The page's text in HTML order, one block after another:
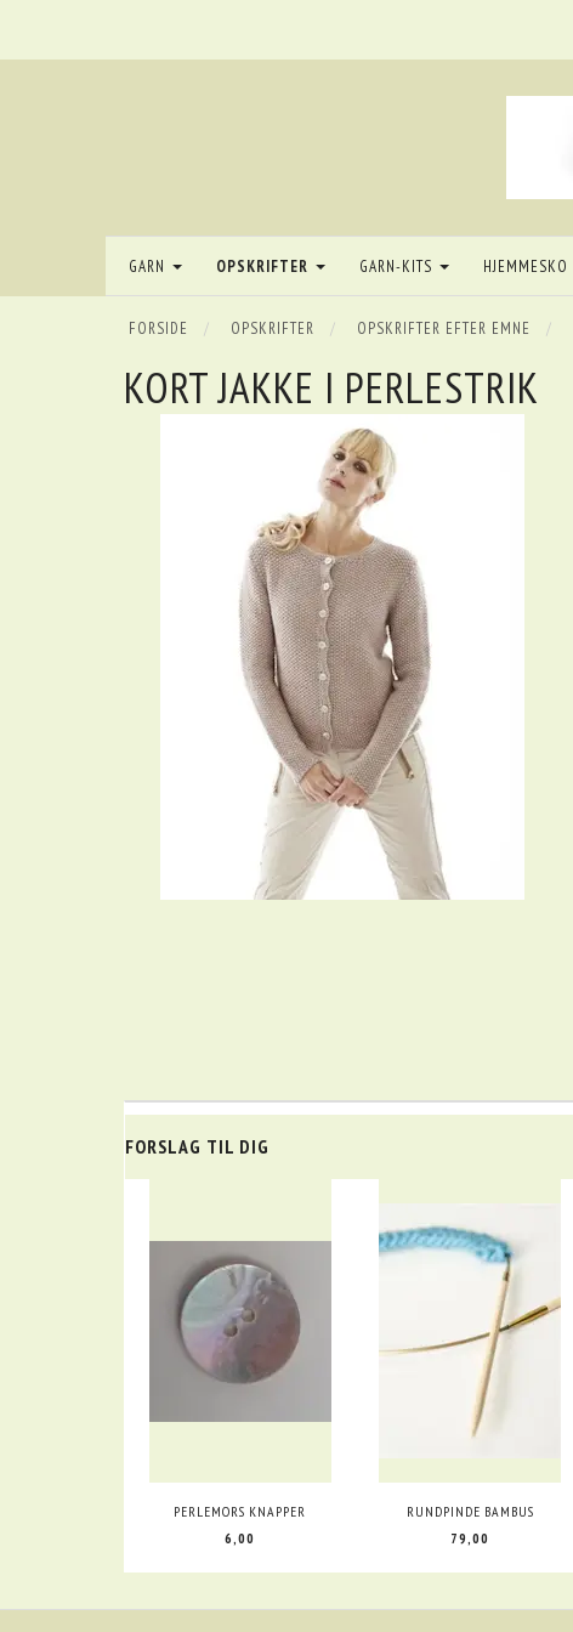
GARN OPSKRIFTER GARN-KITS HJEMMESKO
FORSIDE OPSKRIFTER OPSKRIFTER EFTER EMNE
KORT JAKKE I PERLESTRIK
FORSLAG TIL DIG
PERLEMORS KNAPPER
6,00
RUNDPINDE BAMBUS
79,00